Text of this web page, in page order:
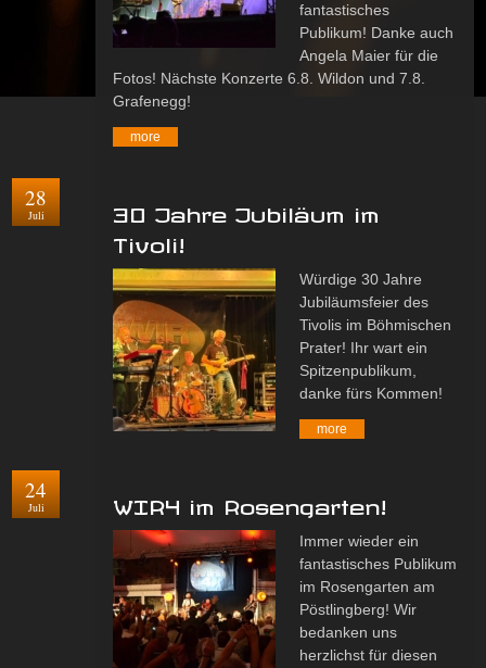
fantastisches
Publikum! Danke auch
Angela Maier für die
Fotos! Nächste Konzerte 6.8. Wildon und 7.8.
Grafenegg!
more
28
Juli
30 Jahre Jubiläum im
Tivoli!
Würdige 30 Jahre
Jubiläumsfeier des
Tivolis im Böhmischen
Prater! Ihr wart ein
Spitzenpublikum,
danke fürs Kommen!
more
24
Juli WIR4 im Rosengarten!
Immer wieder ein
fantastisches Publikum
im Rosengarten am
Pöstlingberg! Wir
bedanken uns
herzlichst für diesen